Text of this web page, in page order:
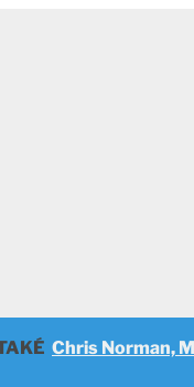
Chris Norman,